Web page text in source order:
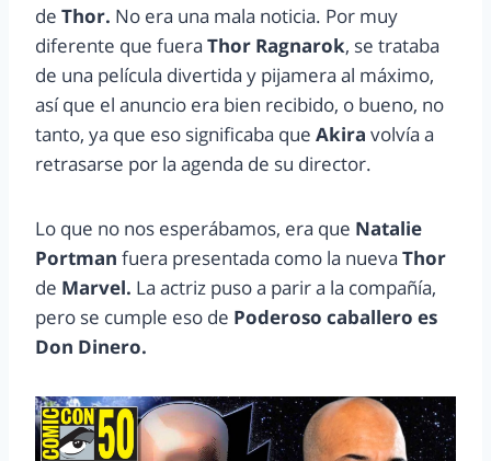
de Thor. No era una mala noticia. Por muy
diferente que fuera Thor Ragnarok, se trataba
de una película divertida y pijamera al máximo,
así que el anuncio era bien recibido, o bueno, no
tanto, ya que eso significaba que Akira volvía a
retrasarse por la agenda de su director.
Lo que no nos esperábamos, era que Natalie
Portman fuera presentada como la nueva Thor
de Marvel. La actriz puso a parir a la compañía,
pero se cumple eso de Poderoso caballero es
Don Dinero.